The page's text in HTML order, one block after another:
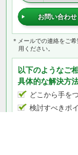
お問い合わせ
＊メールでの連絡をご
用ください。
以下のようなご
具体的な解決方
どこから手を
検討すべきポ